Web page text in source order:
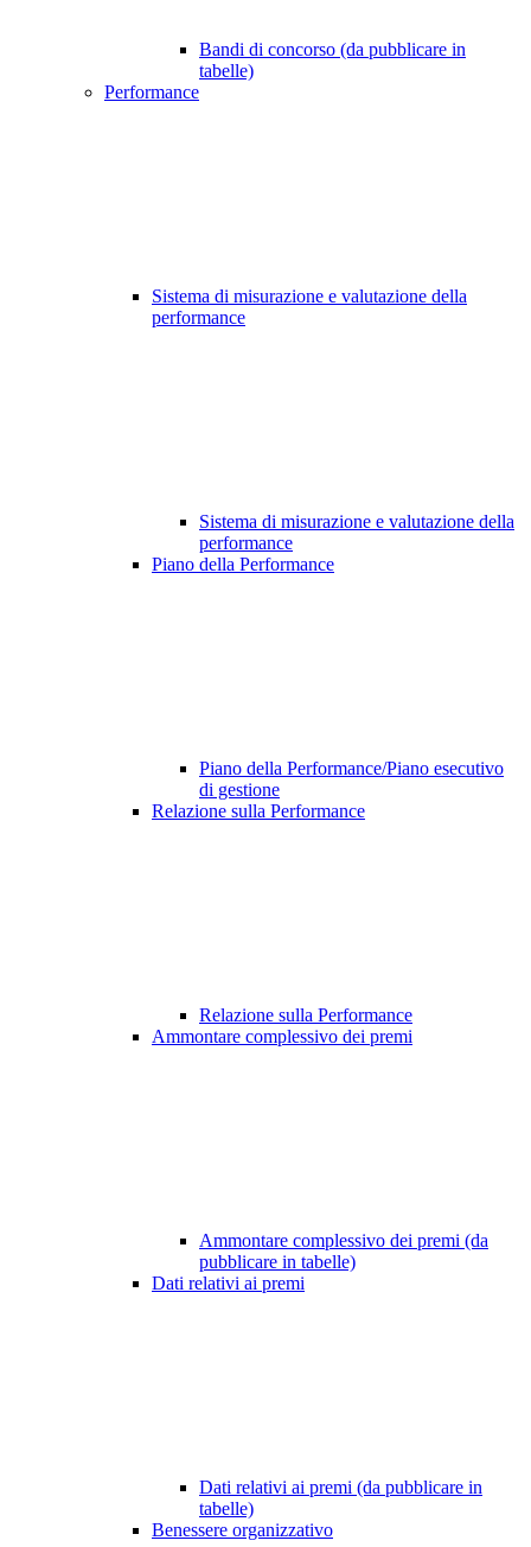
Bandi di concorso (da pubblicare in
tabelle)
Performance
Sistema di misurazione e valutazione della
performance
Sistema di misurazione e valutazione della
performance
Piano della Performance
Piano della Performance/Piano esecutivo
di gestione
Relazione sulla Performance
Relazione sulla Performance
Ammontare complessivo dei premi
Ammontare complessivo dei premi (da
pubblicare in tabelle)
Dati relativi ai premi
Dati relativi ai premi (da pubblicare in
tabelle)
Benessere organizzativo